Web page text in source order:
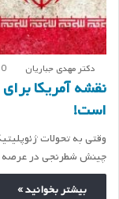
دکتر مهدی جباریان 0
نقشه آمریکا
است!
وقتی به تحولات
چینش شطرنجی در عرصه
بیشتر بخوانید »